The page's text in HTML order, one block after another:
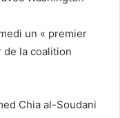
un « premier
de la coalition
Chia al-Soudani